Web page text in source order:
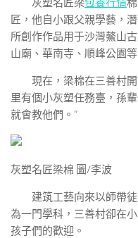
灰塑名匠梁包養行情
匠，他自小跟父親學藝，
所創作作品用于沙灣鰲山
山廟、華南寺、順峰公園等
現在，梁棉在三善村開
里有個小灰塑任務臺，孫
就會教他們。”
灰塑名匠梁棉 圖/李波
建筑工藝向來以師帶徒
為一門學科，三善村卻在
孩子們的歡迎。